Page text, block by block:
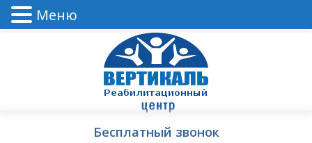
Бесплатный звонок
Меню